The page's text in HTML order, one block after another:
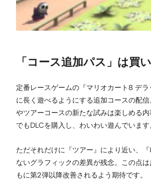
「コース追加パス」は買
定番レースゲームの『マリオカート8 デラ
に長く遊べるようにする追加コースの配
やツアーコースの新たな試みは楽しめる
でもDLCを購入し、わいわい遊んでいます
ただそれだけに『ツアー』により近い、
ないグラフィックの差異が残念。この点
もに第2弾以降改善されるよう期待です。